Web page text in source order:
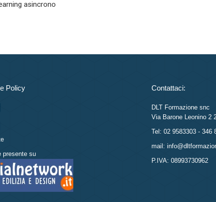
asincrono
Policy
presente su
Contattaci:
DLT Formazione snc
Via Barone Leonino 2
Tel: 02 9583303 - 346
mail:
P.IVA: 08993730962